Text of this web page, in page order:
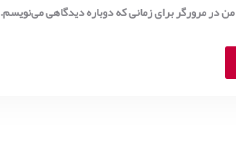
در مرورگر برای زمانی که دوباره دیدگاهی می‌نویسم.